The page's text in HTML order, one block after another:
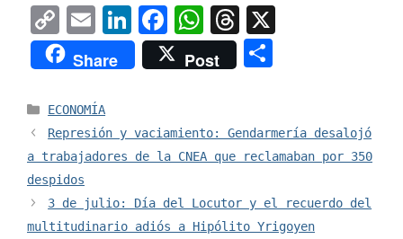
C
o
p
y
Li
n
k
E
m
ai
l
Li
n
k
dI
n
F
a
c
b
o
o
k
W
h
at
A
p
p
T
hr
e
d
s
Share Post
e
Categorías
ECONOMÍA
Represión y vaciamiento: Gendarmería desalojó
a trabajadores de la CNEA que reclamaban por 350
despidos
3 de julio: Día del Locutor y el recuerdo del
multitudinario adiós a Hipólito Yrigoyen